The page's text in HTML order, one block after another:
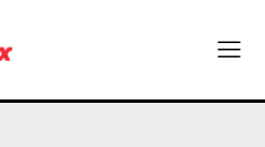
estuviera en el aire?